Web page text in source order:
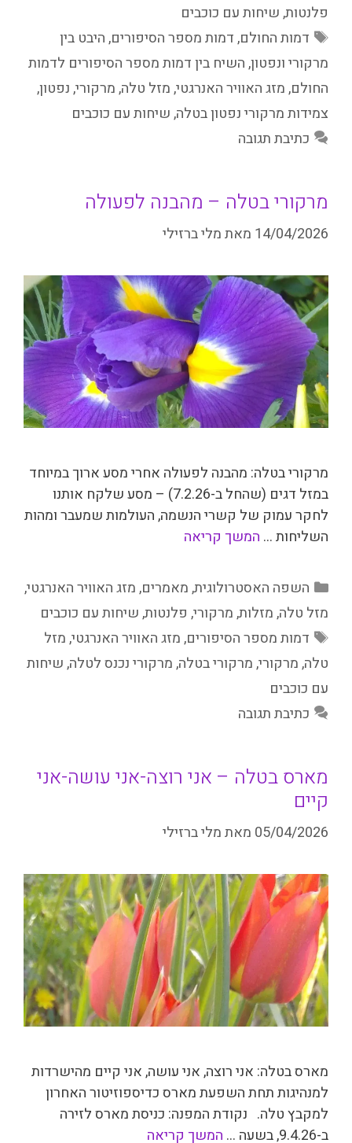
פלנטות,שיחות עם כוכבים
תגיות
דמות החולם,דמות מספר הסיפורים,היבט בין
מרקורי ונפטון,השיח בין דמות מספר הסיפורים לדמות
החולם,מזג האוויר האנרגטי,מזל טלה,מרקורי,נפטון,
צמידות מרקורי נפטון בטלה,שיחות עם כוכבים
כתיבת תגובה
מרקורי בטלה – מהבנה לפעולה
14/04/2026 מאתמלי ברזילי
מרקורי בטלה: מהבנה לפעולה אחרי מסע ארוך במיוחד
במזל דגים (שהחל ב-7.2.26) – מסע שלקח אותנו
לחקר עמוק של קשרי הנשמה, העולמות שמעבר ומהות
השליחות … המשך קריאה
קטגוריות
השפה האסטרולוגית,מאמרים,מזג האוויר האנרגטי,
מזל טלה,מזלות,מרקורי, פלנטות,שיחות עם כוכבים
תגיות
דמות מספר הסיפורים,מזג האוויר האנרגטי,מזל
טלה,מרקורי,מרקורי בטלה,מרקורי נכנס לטלה,שיחות
עם כוכבים
כתיבת תגובה
מארס בטלה – אני רוצה-אני עושה-אני
קיים
05/04/2026 מאתמלי ברזילי
מארס בטלה: אני רוצה, אני עושה, אני קיים מהישרדות
למנהיגות תחת השפעת מארס כדיספוזיטור האחרון
למקבץ טלה. נקודת המפנה: כניסת מארס לזירה
ב-9.4.26, בשעה …
המשך קריאה